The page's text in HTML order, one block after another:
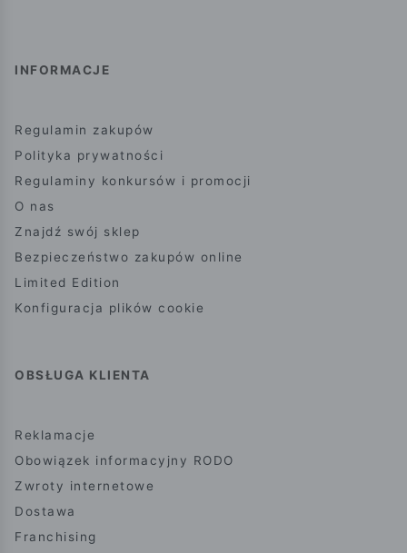
INFORMACJE
Regulamin zakupów
Polityka prywatności
Regulaminy konkursów i promocji
O nas
Znajdź swój sklep
Bezpieczeństwo zakupów online
Limited Edition
Konfiguracja plików cookie
OBSŁUGA KLIENTA
Reklamacje
Obowiązek informacyjny RODO
Zwroty internetowe
Dostawa
Franchising